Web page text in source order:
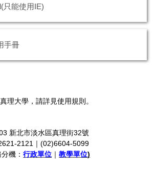
只能使用IE)
手冊
理大學，請詳見使用規則。
新北市淡水區真理街32號
2121｜(02)6604-5099
機： 行政單位 ｜ 教學單位)